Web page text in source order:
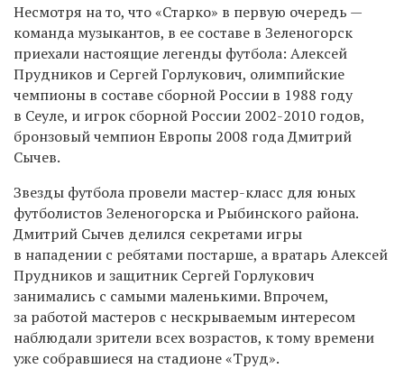
Несмотря на то, что «Старко» в первую очередь —
команда музыкантов, в ее составе в Зеленогорск
приехали настоящие легенды футбола: Алексей
Прудников и Сергей Горлукович, олимпийские
чемпионы в составе сборной России в 1988 году
в Сеуле, и игрок сборной России 2002-2010 годов,
бронзовый чемпион Европы 2008 года Дмитрий
Сычев.
Звезды футбола провели мастер-класс для юных
футболистов Зеленогорска и Рыбинского района.
Дмитрий Сычев делился секретами игры
в нападении с ребятами постарше, а вратарь Алексей
Прудников и защитник Сергей Горлукович
занимались с самыми маленькими. Впрочем,
за работой мастеров с нескрываемым интересом
наблюдали зрители всех возрастов, к тому времени
уже собравшиеся на стадионе «Труд».